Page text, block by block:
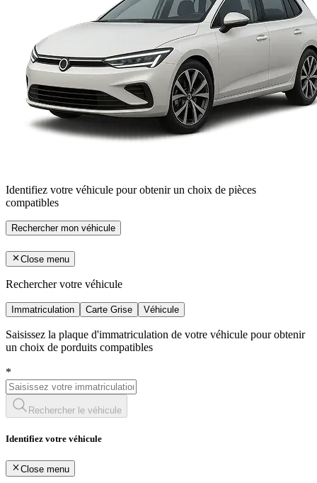
Identifiez votre véhicule pour obtenir un choix de pièces
compatibles
Rechercher mon véhicule
Close menu
Rechercher votre véhicule
Immatriculation Carte Grise Véhicule
Saisissez la plaque d'immatriculation de votre véhicule pour obtenir
un choix de porduits compatibles
*
Rechercher le véhicule
Identifiez votre véhicule
Close menu